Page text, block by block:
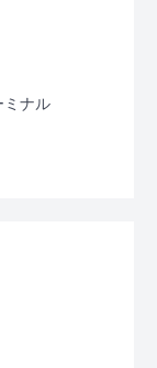
ミナル